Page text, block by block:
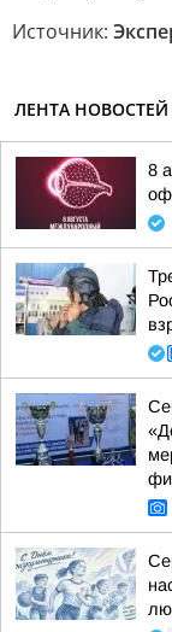
Источник:
ЛЕНТА НОВОСТЕЙ
8